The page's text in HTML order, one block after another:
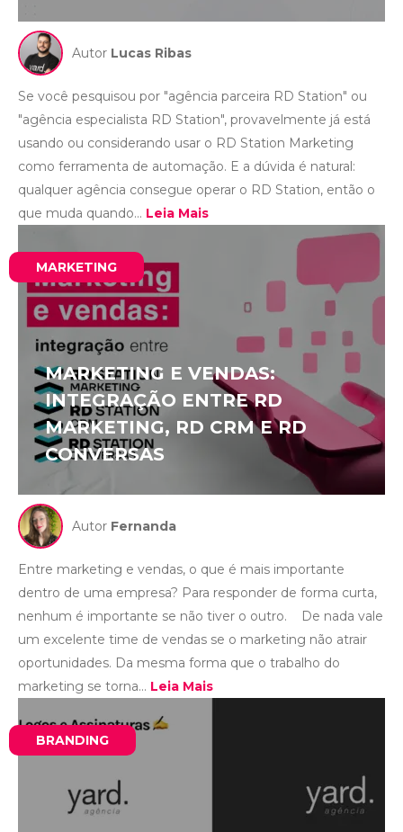
Autor Lucas Ribas
Se você pesquisou por "agência parceira RD Station" ou
"agência especialista RD Station", provavelmente já está
usando ou considerando usar o RD Station Marketing
como ferramenta de automação. E a dúvida é natural:
qualquer agência consegue operar o RD Station, então o
que muda quando... Leia Mais
MARKETING
MARKETING E VENDAS:
INTEGRAÇÃO ENTRE RD
MARKETING, RD CRM E RD
CONVERSAS
Autor Fernanda
Entre marketing e vendas, o que é mais importante
dentro de uma empresa? Para responder de forma curta,
nenhum é importante se não tiver o outro. De nada vale
um excelente time de vendas se o marketing não atrair
oportunidades. Da mesma forma que o trabalho do
marketing se torna... Leia Mais
BRANDING